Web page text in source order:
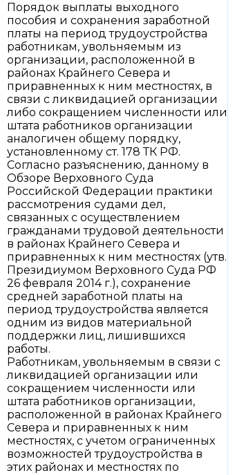
Порядок выплаты выходного
пособия и сохранения заработной
платы на период трудоустройства
работникам, увольняемым из
организации, расположенной в
районах Крайнего Севера и
приравненных к ним местностях, в
связи с ликвидацией организации
либо сокращением численности или
штата работников организации
аналогичен общему порядку,
установленному ст. 178 ТК РФ.
Согласно разъяснению, данному в
Обзоре Верховного Суда
Российской Федерации практики
рассмотрения судами дел,
связанных с осуществлением
гражданами трудовой деятельности
в районах Крайнего Севера и
приравненных к ним местностях (утв.
Президиумом Верховного Суда РФ
26 февраля 2014 г.), сохранение
средней заработной платы на
период трудоустройства является
одним из видов материальной
поддержки лиц, лишившихся
работы.
Работникам, увольняемым в связи с
ликвидацией организации или
сокращением численности или
штата работников организации,
расположенной в районах Крайнего
Севера и приравненных к ним
местностях, с учетом ограниченных
возможностей трудоустройства в
этих районах и местностях по